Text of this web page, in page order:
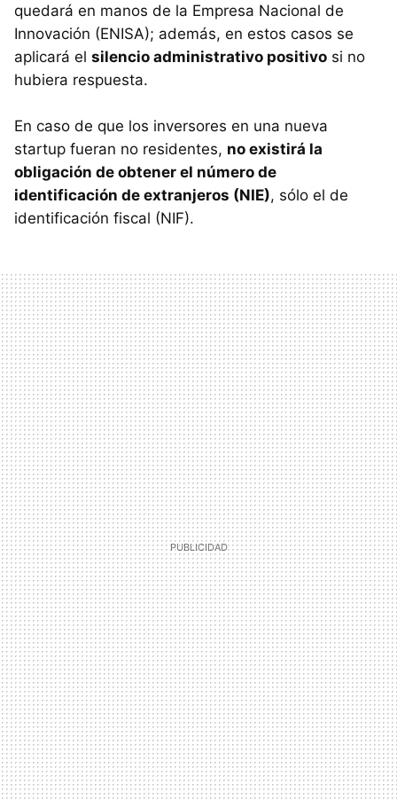
quedará en manos de la Empresa Nacional de
Innovación (ENISA); además, en estos casos se
aplicará el silencio administrativo positivo si no
hubiera respuesta.
En caso de que los inversores en una nueva
startup fueran no residentes, no existirá la
obligación de obtener el número de
identificación de extranjeros (NIE), sólo el de
identificación fiscal (NIF).